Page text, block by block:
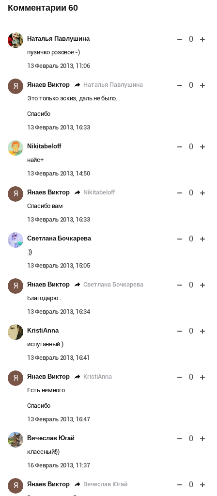
Комментарии 60
Наталья Павлушина 0
пузичко розовое:-)
13 Февраль 2013, 11:06
Я Янаев Виктор Наталья Павлушина 0
Это только эскиз, даль не было…
Спасибо
13 Февраль 2013, 16:33
Nikitabeloff 0
найс+
13 Февраль 2013, 14:50
Я Янаев Виктор Nikitabeloff 0
Спасибо вам
13 Февраль 2013, 16:33
Светлана Бочкарева 0
:))
13 Февраль 2013, 15:05
Я Янаев Виктор Светлана Бочкарева 0
Благодарю…
13 Февраль 2013, 16:34
KristiAnna 0
испуганный:)
13 Февраль 2013, 16:41
Я Янаев Виктор KristiAnna 0
Есть немного…
Спасибо
13 Февраль 2013, 16:47
Вячеслав Югай 0
классный!))
16 Февраль 2013, 11:37
Я Янаев Виктор Вячеслав Югай 0